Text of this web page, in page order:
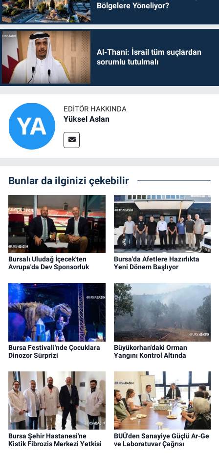
Bölgelere Yöneliyor?
Al-Thani: İsrail tüm suçlardan
sorumlu tutulmalı
EDITÖR HAKKINDA
Yüksel Aslan
Bunlar da ilginizi çekebilir
Bursalı Uludağ İçecek'ten
Avrupa'da Dev Sponsorluk
Bursa'da Afetlere Hazırlıkta
Yeni Dönem Başlıyor
Bursa Festivali'nde Çocuklara
Dinozor Sürprizi
Büyükorhan'daki Orman
Yangını Kontrol Altında
Bursa Şehir Hastanesi'ne
Kistik Fibrozis Merkezi Yetkisi
BUÜ'den Sanayiye Güçlü Ar-Ge
ve Laboratuvar Çağrısı